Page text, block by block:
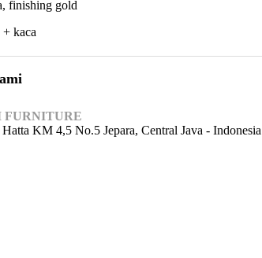
finishing gold
kaca
FURNITURE
KM 4,5 No.5 Jepara, Central Java - Indonesia